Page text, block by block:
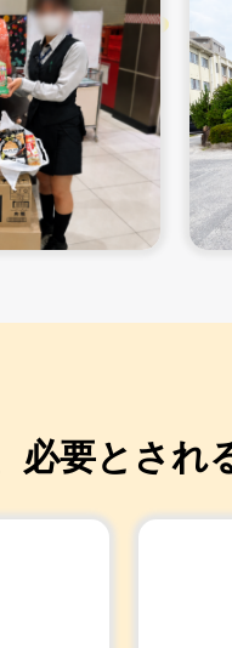
必要とされ